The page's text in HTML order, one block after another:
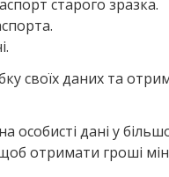
старого зразка.
своїх даних та
особисті дані у
отримати гроші